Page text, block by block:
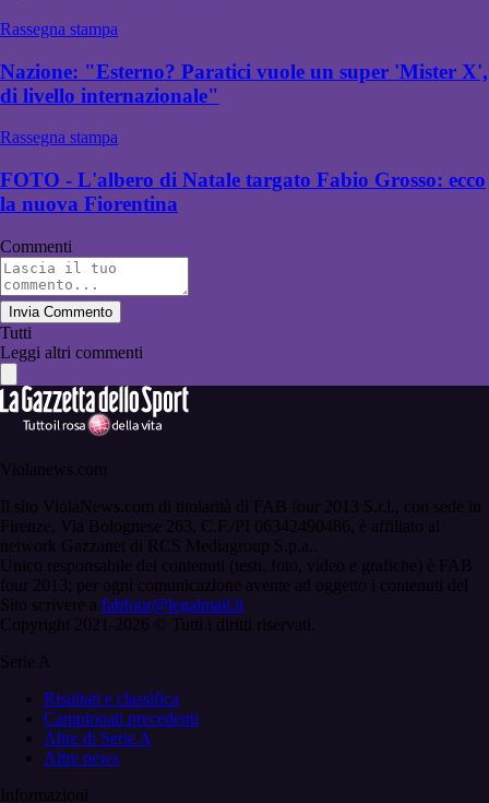
Rassegna stampa
Nazione: "Esterno? Paratici vuole un super 'Mister X',
di livello internazionale"
Rassegna stampa
FOTO - L'albero di Natale targato Fabio Grosso: ecco
la nuova Fiorentina
Commenti
Invia Commento
Tutti
Leggi altri commenti
Violanews.com
Il sito ViolaNews.com di titolarità di FAB four 2013 S.r.l., con sede in
Firenze, Via Bolognese 263, C.F./PI 06342490486, è affiliato al
network Gazzanet di RCS Mediagroup S.p.a..
Unico responsabile dei contenuti (testi, foto, video e grafiche) è FAB
four 2013; per ogni comunicazione avente ad oggetto i contenuti del
Sito scrivere a fabfour@legalmail.it
Copyright 2021-2026 © Tutti i diritti riservati.
Serie A
Risultati e classifica
Campionati precedenti
Altre di Serie A
Altre news
Informazioni